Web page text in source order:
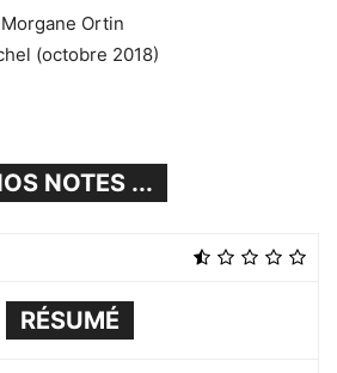
Ortin
(octobre 2018)
NOTES ...
RÉSUMÉ